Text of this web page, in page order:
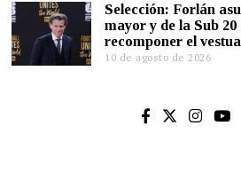
Selección: Forlán
mayor y de la Sub
recomponer el
10 de agosto de 2026